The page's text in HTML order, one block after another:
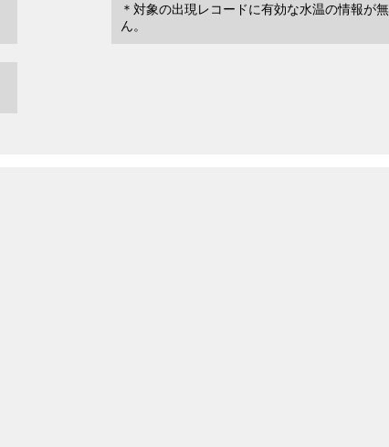
＊対象の出現レコードに有効な水温の情報が
ん。